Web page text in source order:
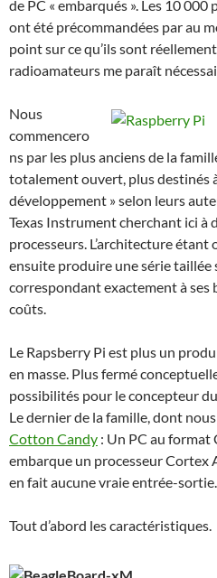
de PC « embarqués ». Les 10
ont été précommandées par au
point sur ce qu’ils sont
radioamateurs me paraît
Nous
commencero
ns par les plus anciens de la
totalement ouvert, plus destinés
développement » selon leurs
Texas Instrument cherchant ici à
processeurs. L’architecture
ensuite produire une série taillée
correspondant exactement à ses
coûts.
Le Rapsberry Pi est plus un
en masse. Plus fermé
possibilités pour le concepteur
Le dernier de la famille, dont
Cotton Candy : Un PC au format
embarque un processeur Cortex
en fait aucune vraie entrée-sortie.
Tout d’abord les caractéristiques.